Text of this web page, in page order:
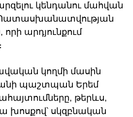
կենդանու մահվան
որի արդյունքում
կողմի մասին
պաշտպան Երեմ
թերևս,
խոսքով՝ սկզբնական